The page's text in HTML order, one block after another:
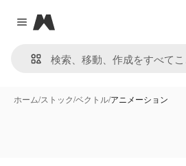
Close menu
Magnific
ホーム/ストック/ベクトル/アニメーション